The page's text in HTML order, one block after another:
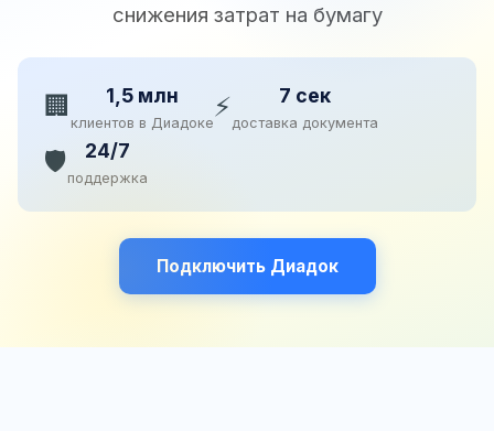
снижения затрат на бумагу
🏢 1,5 млн
клиентов в Диадоке⚡ 7 сек
доставка документа
🛡️ 24/7
поддержка
Подключить Диадок